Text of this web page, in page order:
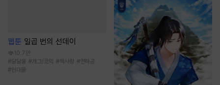
웹툰 일곱 번의 선데이
10.7만
#달달물 # 개그/코믹 #짝사랑 #연하공
#현대물